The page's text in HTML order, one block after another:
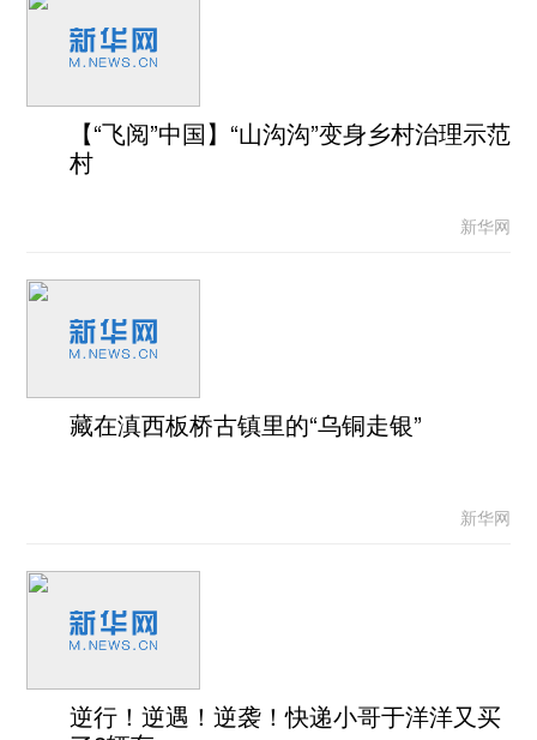
【“飞阅”中国】“山沟沟”变身乡村治理示范
村
新华网
藏在滇西板桥古镇里的“乌铜走银”
新华网
逆行！逆遇！逆袭！快递小哥于洋洋又买